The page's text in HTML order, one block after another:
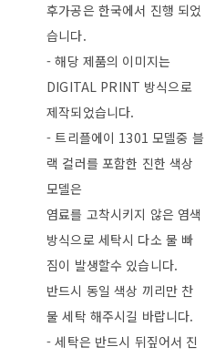
후가공은 한국에서 진행 되었
습니다.
- 해당 제품의 이미지는
DIGITAL PRINT 방식으로
제작되었습니다.
- 트리플에이 1301 모델중 블
랙 컬러를 포함한 진한 색상
모델은
염료를 고착시키지 않은 염색
방식으로 세탁시 다소 물 빠
짐이 발생할수 있습니다.
반드시 동일 색상 끼리만 찬
물 세탁 해주시길 바랍니다.
- 세탁은 반드시 뒤짚어서 진